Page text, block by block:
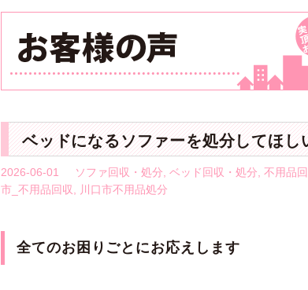
ベッドになるソファーを処分してほし
2026-06-01 ソファ回収・処分 ベッド回収・処分 不用品
市_不用品回収
川口市不用品処分
全てのお困りごとにお応えします